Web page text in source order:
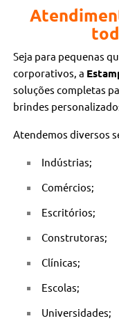
Seja para pequenas
corporativos, a
soluções completas
brindes
Atendemos diversos
Indústrias;
Comércios;
Escritórios;
Construtoras;
Clínicas;
Escolas;
Universidades;